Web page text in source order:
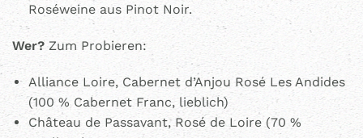
Roséweine aus Pinot Noir.
Wer? Zum Probieren:
Alliance Loire, Cabernet d’Anjou Rosé Les Andides
(100 % Cabernet Franc, lieblich)
Château de Passavant, Rosé de Loire (70 %